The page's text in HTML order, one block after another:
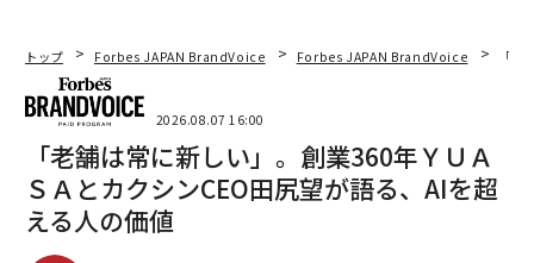
トップ Forbes JAPAN BrandVoice Forbes JAPAN BrandVoice 「
2026.08.07 16:00
「老舗は常に新しい」。創業360年ＹＵＡ
ＳＡとカクシンCEO田尻望が語る、AIを超
える人の価値